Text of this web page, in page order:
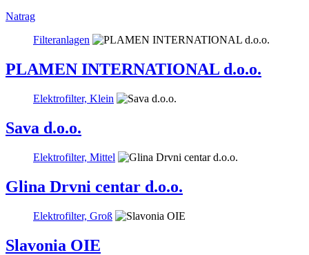
Natrag
Filteranlagen
PLAMEN INTERNATIONAL d.o.o.
Elektrofilter, Klein
Sava d.o.o.
Elektrofilter, Mittel
Glina Drvni centar d.o.o.
Elektrofilter, Groß
Slavonia OIE